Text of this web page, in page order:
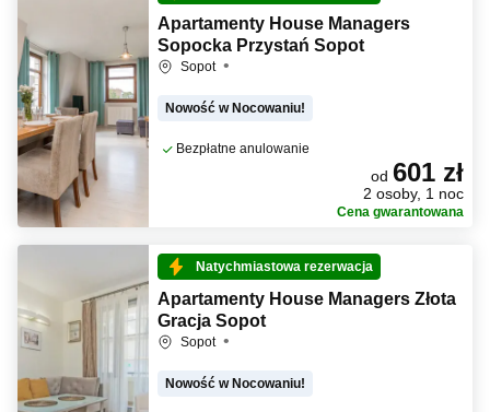
Apartamenty House Managers
Sopocka Przystań Sopot
Sopot
Nowość w Nocowaniu!
Bezpłatne anulowanie
od 601 zł
2 osoby, 1 noc
Cena gwarantowana
Natychmiastowa rezerwacja
Apartamenty House Managers Złota
Gracja Sopot
Sopot
Nowość w Nocowaniu!